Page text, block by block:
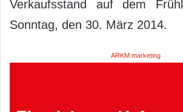
Verkaufsstand auf dem
Sonntag, den 30. März 2014.
ARKM.marketing